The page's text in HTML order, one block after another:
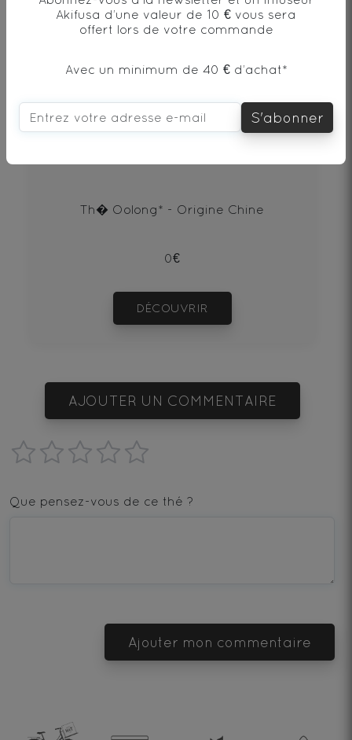
vous aimerez aussi...
Th� Oolong* - Origine Chine
0€
DÉCOUVRIR
AJOUTER UN COMMENTAIRE
star
—
—
stars
Que pensez-vous de ce thé ?
Ajouter mon commentaire
Akifusa d’une valeur de 10 € vous sera
offert lors de votre commande
Avec un minimum de 40 € d’achat*
S'abonner